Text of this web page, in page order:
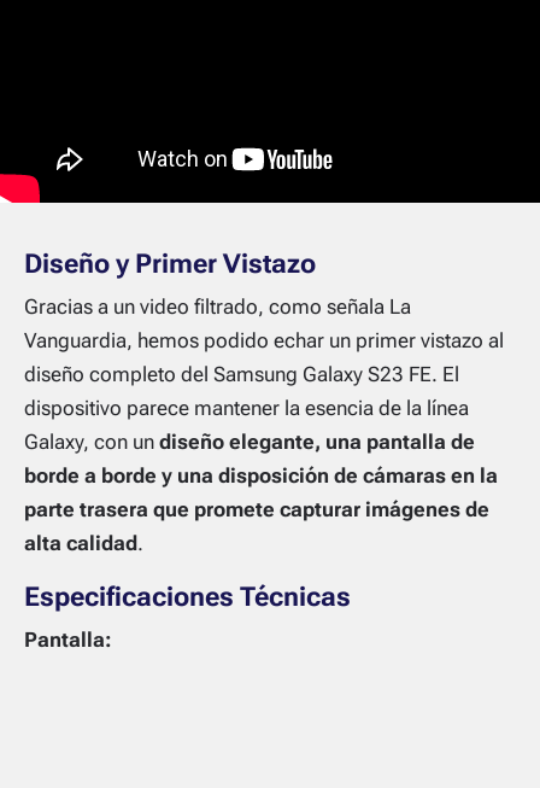
Diseño y Primer Vistazo
Gracias a un video filtrado, como señala La
Vanguardia, hemos podido echar un primer vistazo al
diseño completo del Samsung Galaxy S23 FE. El
dispositivo parece mantener la esencia de la línea
Galaxy, con un diseño elegante, una pantalla de
borde a borde y una disposición de cámaras en la
parte trasera que promete capturar imágenes de
alta calidad.
Especificaciones Técnicas
Pantalla: